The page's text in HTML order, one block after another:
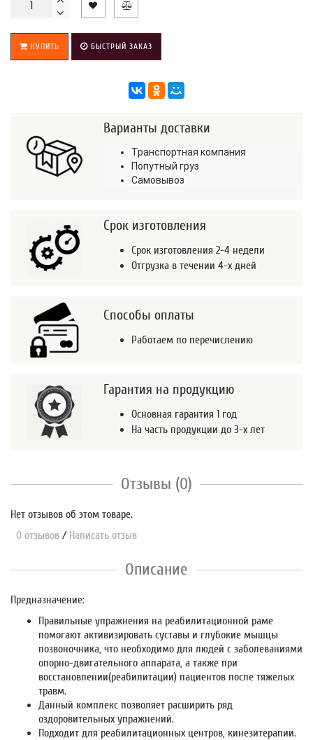
КУПИТЬ БЫСТРЫЙ ЗАКАЗ
Варианты доставки
Транспортная компания
Попутный груз
Самовывоз
Срок изготовления
Срок изготовления 2-4 недели
Отгрузка в течении 4-х дней
Способы оплаты
Работаем по перечислению
Гарантия на продукцию
Основная гарантия 1 год
На часть продукции до 3-х лет
Отзывы (0)
Нет отзывов об этом товаре.
0 отзывов / Написать отзыв
Описание
Предназначение:
Правильные упражнения на реабилитационной раме
помогают активизировать суставы и глубокие мышцы
позвоночника, что необходимо для людей с заболеваниями
опорно-двигательного аппарата, а также при
восстановлении(реабилитации) пациентов после тяжелых
травм.
Данный комплекс позволяет расширить ряд
оздоровительных упражнений.
Подходит для реабилитационных центров, кинезитерапии.